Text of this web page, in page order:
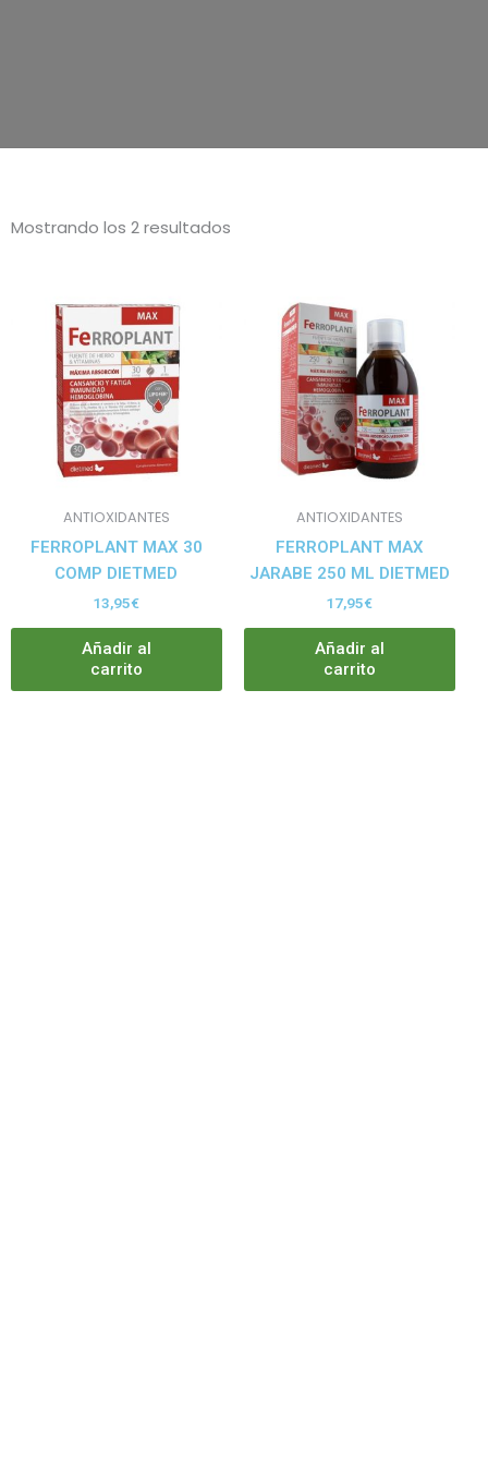
Mostrando los 2 resultados
ANTIOXIDANTES
FERROPLANT MAX 30
COMP DIETMED
13,95€
Añadir al
carrito
ANTIOXIDANTES
FERROPLANT MAX
JARABE 250 ML DIETMED
17,95€
Añadir al
carrito